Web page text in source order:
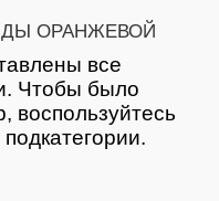
ОРАНЖЕВОЙ
все
Чтобы было
воспользуйтесь